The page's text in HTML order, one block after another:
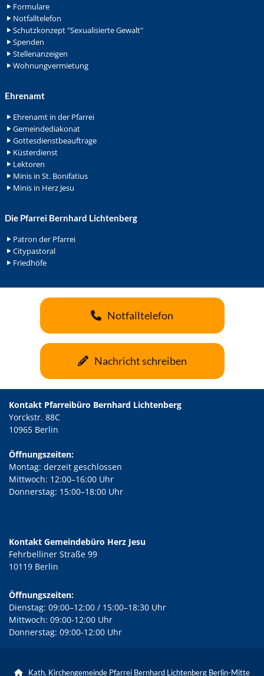
Formulare
Notfalltelefon
Schutzkonzept "Sexualisierte Gewalt"
Spenden
Stellenanzeigen
Wohnungvermietung
Ehrenamt
Ehrenamt in der Pfarrei
Gemeindediakonat
Gottesdienstbeauftrage
Küsterdienst
Lektoren
Minis in St. Bonifatius
Minis in Herz Jesu
Die Pfarrei Bernhard Lichtenberg
Patron der Pfarrei
Citypastoral
Friedhöfe
Notfalltelefon
Nachricht schreiben
Kontakt Pfarreibüro Bernhard Lichtenberg
Yorckstr. 88C
10965 Berlin
Öffnungszeiten:
Montag: derzeit geschlossen
Mittwoch: 12:00–16:00 Uhr
Donnerstag: 15:00–18:00 Uhr
Kontakt Gemeindebüro Herz Jesu
Fehrbelliner Straße 99
10119 Berlin
Öffnungszeiten:
Dienstag: 09:00–12:00 / 15:00–18:30 Uhr
Mittwoch: 09:00-12:00 Uhr
Donnerstag: 09:00-12:00 Uhr
 Kath. Kirchengemeinde Pfarrei Bernhard Lichtenberg Berlin-Mitte